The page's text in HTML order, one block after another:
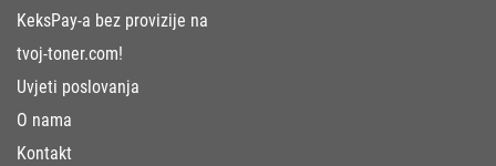
KeksPay-a bez provizije na
tvoj-toner.com!
Uvjeti poslovanja
O nama
Kontakt